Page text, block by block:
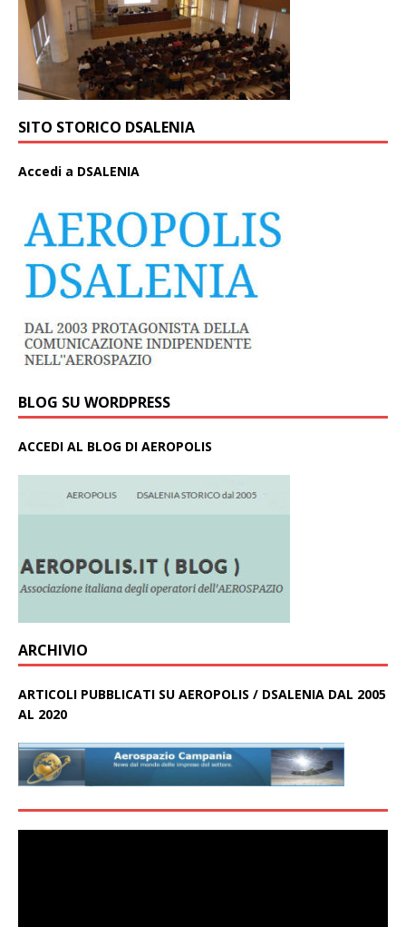
SITO STORICO DSALENIA
Accedi a DSALENIA
BLOG SU WORDPRESS
ACCEDI AL BLOG DI AEROPOLIS
ARCHIVIO
ARTICOLI PUBBLICATI SU AEROPOLIS / DSALENIA DAL 2005
AL 2020